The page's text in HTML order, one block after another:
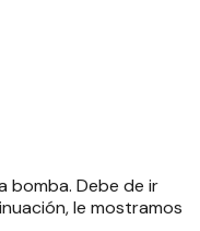
bomba. Debe de ir
le mostramos